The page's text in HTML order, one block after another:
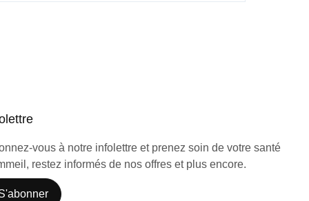
vous à notre infolettre et prenez soin de votre santé
restez informés de nos offres et plus encore.